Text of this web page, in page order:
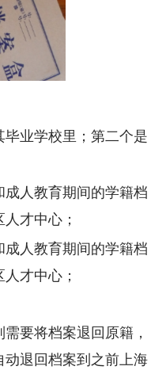
业学校里；第二个是
人教育期间的学籍档
才中心；
人教育期间的学籍档
才中心；
要将档案退回原籍，
退回档案到之前上海